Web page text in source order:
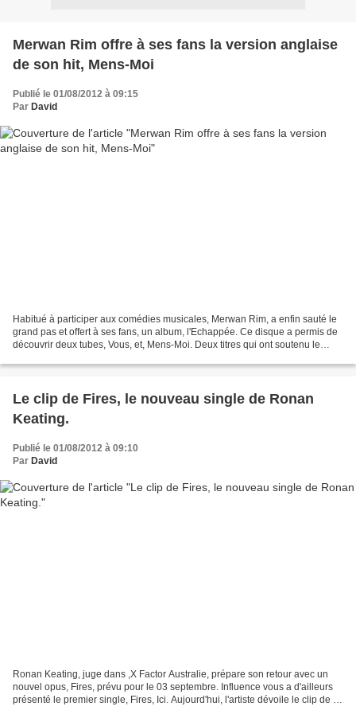
Merwan Rim offre à ses fans la version anglaise
de son hit, Mens-Moi
Publié le 01/08/2012 à 09:15
Par David
Habitué à participer aux comédies musicales, Merwan Rim, a enfin sauté le
grand pas et offert à ses fans, un album, l'Echappée. Ce disque a permis de
découvrir deux tubes, Vous, et, Mens-Moi. Deux titres qui ont soutenu le
Le clip de Fires, le nouveau single de Ronan
Keating.
Publié le 01/08/2012 à 09:10
Par David
Ronan Keating, juge dans ,X Factor Australie, prépare son retour avec un
nouvel opus, Fires, prévu pour le 03 septembre. Influence vous a d'ailleurs
présenté le premier single, Fires, Ici. Aujourd'hui, l'artiste dévoile le clip de ce